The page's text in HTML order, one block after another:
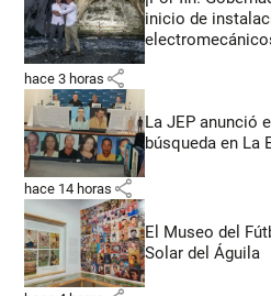
inicio de
hace 3 horas share
La JEP anunció
búsqueda en La
hace 14 horas share
El Museo del
Solar del Águila